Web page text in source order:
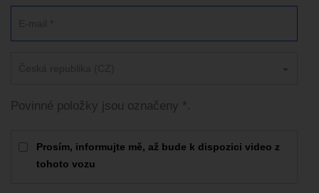
Povinné položky jsou označeny *.
Prosím, informujte mě, až bude k dispozici video z
tohoto vozu